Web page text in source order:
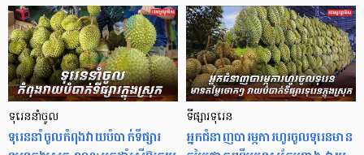
ទុរេននាំចូល
ទុរេននាំចូលកំពុងវាយបំបាក់ទីផ្សារ
ទីផ្សារទុរេន
អ្នកជំនាញបារម្ភការហូរចូលទុរេនមាន